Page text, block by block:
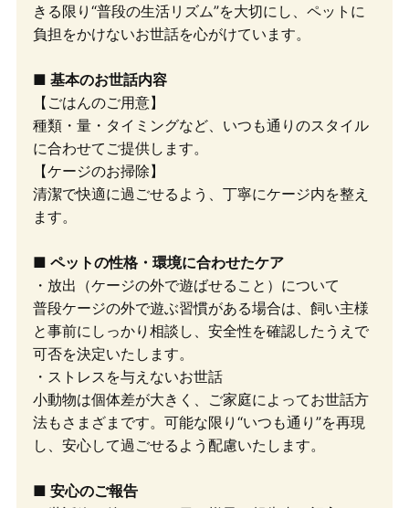
きる限り“普段の生活リズム”を大切にし、ペットに
負担をかけないお世話を心がけています。
■ 基本のお世話内容
【ごはんのご用意】
種類・量・タイミングなど、いつも通りのスタイル
に合わせてご提供します。
【ケージのお掃除】
清潔で快適に過ごせるよう、丁寧にケージ内を整え
ます。
■ ペットの性格・環境に合わせたケア
・放出（ケージの外で遊ばせること）について
普段ケージの外で遊ぶ習慣がある場合は、飼い主様
と事前にしっかり相談し、安全性を確認したうえで
可否を決定いたします。
・ストレスを与えないお世話
小動物は個体差が大きく、ご家庭によってお世話方
法もさまざまです。可能な限り“いつも通り”を再現
し、安心して過ごせるよう配慮いたします。
■ 安心のご報告